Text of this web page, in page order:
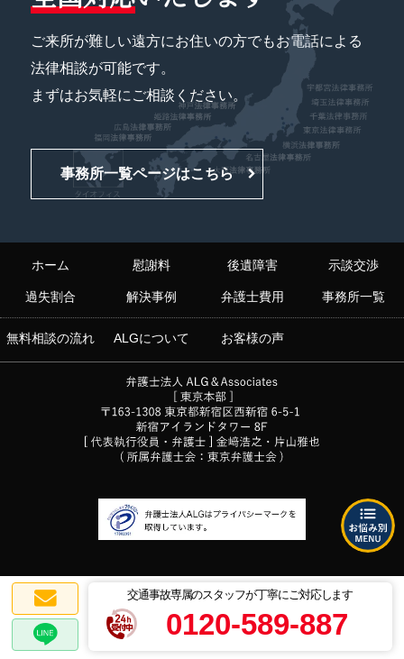
交通事故専属のスタッフが丁寧にご対応します
0120-589-887
ご来所が難しい遠方にお住いの方でもお電話による
法律相談が可能です。
まずはお気軽にご相談ください。
事務所一覧ページはこちら
ホーム 慰謝料 後遺障害 示談交渉
過失割合 解決事例 弁護士費用 事務所一覧
無料相談の流れ ALGについて お客様の声